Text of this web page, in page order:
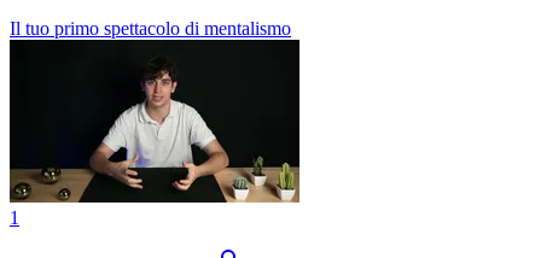
Il tuo primo spettacolo di mentalismo
1